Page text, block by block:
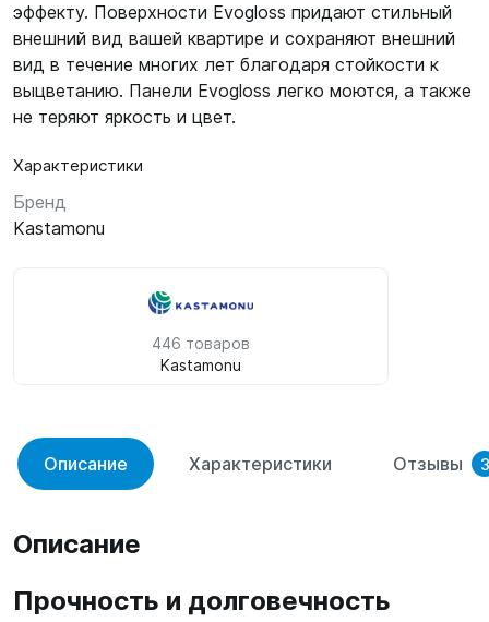
эффекту. Поверхности Evogloss придают стильный
внешний вид вашей квартире и сохраняют внешний
вид в течение многих лет благодаря стойкости к
выцветанию. Панели Evogloss легко моются, а также
не теряют яркость и цвет.
Характеристики
Бренд
Kastamonu
446 товаров
Kastamonu
Описание Характеристики Отзывы 3
Описание
Прочность и долговечность